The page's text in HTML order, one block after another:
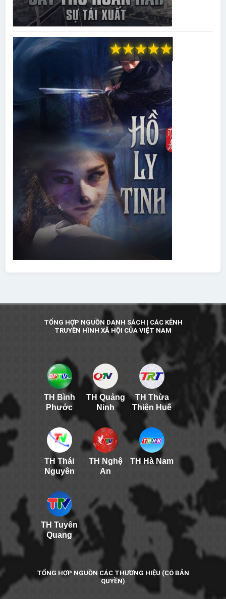
★
★
★
★
★
TỔNG HỢP NGUỒN DANH SÁCH | CÁC KÊNH
TRUYỀN HÌNH XÃ HỘI CỦA VIỆT NAM
TH Bình
Phước
TH Quảng
Ninh
TH Thừa
Thiên Huế
TH Thái
Nguyên
TH Nghệ
An
TH Hà Nam
TH Tuyên
Quang
TỔNG HỢP NGUỒN CÁC THƯƠNG HIỆU (CÓ BẢN
QUYỀN)